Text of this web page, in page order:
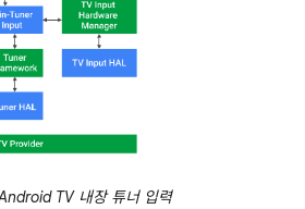
TV 내장 튜너 입력